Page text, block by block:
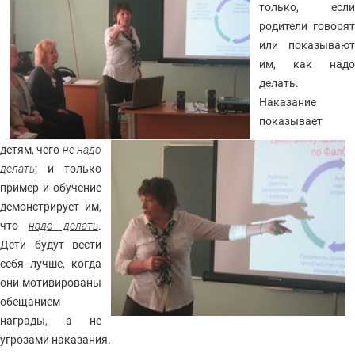
только, если
родители говорят
или показывают
им, как надо
делать.
Наказание
показывает
детям, чего не надо
делать; и только
пример и обучение
демонстрирует им,
что надо делать.
Дети будут вести
себя лучше, когда
они мотивированы
обещанием
награды, а не
угрозами наказания.